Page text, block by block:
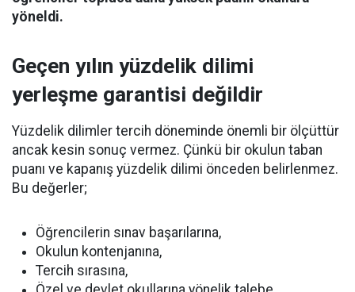
yöneldi.
Geçen yılın yüzdelik dilimi
yerleşme garantisi değildir
Yüzdelik dilimler tercih döneminde önemli bir ölçüttür
ancak kesin sonuç vermez. Çünkü bir okulun taban
puanı ve kapanış yüzdelik dilimi önceden belirlenmez.
Bu değerler;
Öğrencilerin sınav başarılarına,
Okulun kontenjanına,
Tercih sırasına,